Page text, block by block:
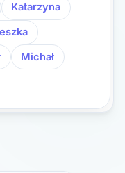
Katarzyna
Michał